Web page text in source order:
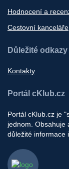
Hodnocení a
Cestovní kanceláře
Důležité odkazy
Kontakty
Portál cKlub.cz
Portál cKlub.cz je
jednom. Obsahuje
důležité informace